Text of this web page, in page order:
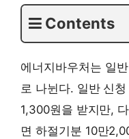
Contents
에너지바우처는 일
로 나뉜다. 일반 신
1,300원을 받지만,
면 하절기분 10만